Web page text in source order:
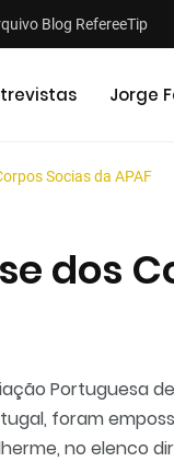
Blog RefereeTip
Jorge
Socias da APAF
dos
Portuguesa
foram
no elenco